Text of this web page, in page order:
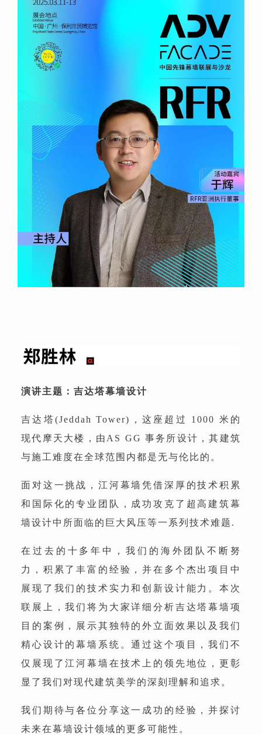
演讲主题：吉达塔幕墙设计
吉达塔(Jeddah Tower)，这座超过 1000 米的
现代摩天大楼，由AS GG 事务所设计，其建筑
与施工难度在全球范围内都是无与伦比的。
面对这一挑战，江河幕墙凭借深厚的技术积累
和国际化的专业团队，成功攻克了超高建筑幕
墙设计中所面临的巨大风压等一系列技术难题.
在过去的十多年中，我们的海外团队不断努
力，积累了丰富的经验，并在多个杰出项目中
展现了我们的技术实力和创新设计能力。本次
联展上，我们将为大家详细分析吉达塔幕墙项
目的案例，展示其独特的外立面效果以及我们
精心设计的幕墙系统。通过这个项目，我们不
仅展现了江河幕墙在技术上的领先地位，更彰
显了我们对现代建筑美学的深刻理解和追求。
我们期待与各位分享这一成功的经验，并探讨
未来在幕墙设计领域的更多可能性。